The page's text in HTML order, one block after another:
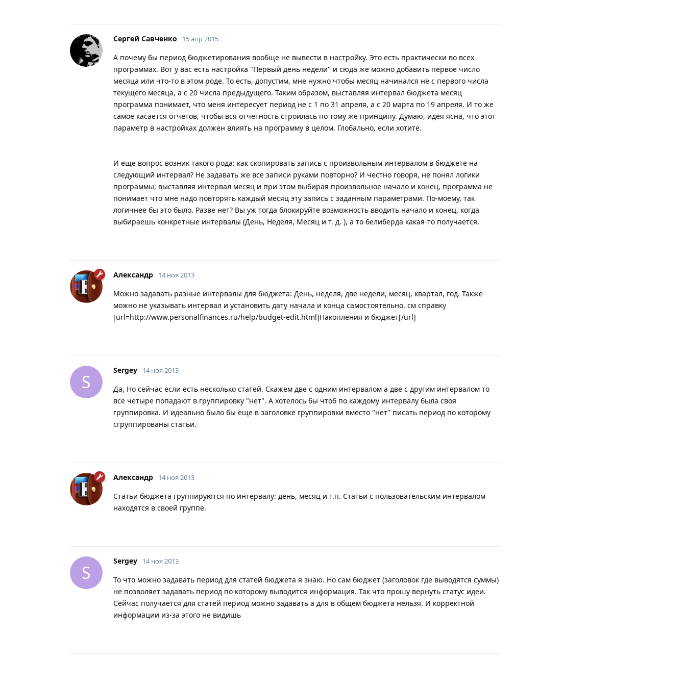
Сергей Савченко 15 апр 2015
А почему бы период бюджетирования вообще не вывести в настройку. Это есть практически во всех
программах. Вот у вас есть настройка "Первый день недели" и сюда же можно добавить первое число
месяца или что-то в этом роде. То есть, допустим, мне нужно чтобы месяц начинался не с первого числа
текущего месяца, а с 20 числа предыдущего. Таким образом, выставляя интервал бюджета месяц
программа понимает, что меня интересует период не с 1 по 31 апреля, а с 20 марта по 19 апреля. И то же
самое касается отчетов, чтобы вся отчетность строилась по тому же принципу. Думаю, идея ясна, что этот
параметр в настройках должен влиять на программу в целом. Глобально, если хотите.
И еще вопрос возник такого рода: как скопировать запись с произвольным интервалом в бюджете на
следующий интервал? Не задавать же все записи руками повторно? И честно говоря, не понял логики
программы, выставляя интервал месяц и при этом выбирая произвольное начало и конец, программа не
понимает что мне надо повторять каждый месяц эту запись с заданным параметрами. По-моему, так
логичнее бы это было. Разве нет? Вы уж тогда блокируйте возможность вводить начало и конец, когда
выбираешь конкретные интервалы (День, Неделя, Месяц и т. д. ), а то белиберда какая-то получается.
Александр 14 ноя 2013
Можно задавать разные интервалы для бюджета: День, неделя, две недели, месяц, квартал, год. Также
можно не указывать интервал и установить дату начала и конца самостоятельно. см справку
[url=http://www.personalfinances.ru/help/budget-edit.html]Накопления и бюджет[/url]
S
Sergey 14 ноя 2013
Да, Но сейчас если есть несколько статей. Скажем две с одним интервалом а две с другим интервалом то
все четыре попадают в группировку "нет". А хотелось бы чтоб по каждому интервалу была своя
группировка. И идеально было бы еще в заголовке группировки вместо "нет" писать период по которому
сгруппированы статьи.
Александр 14 ноя 2013
Статьи бюджета группируются по интервалу: день, месяц и т.п. Статьи с пользовательским интервалом
находятся в своей группе.
S
Sergey 14 ноя 2013
То что можно задавать период для статей бюджета я знаю. Но сам бюджет (заголовок где выводятся суммы)
не позволяет задавать период по которому выводится информация. Так что прошу вернуть статус идеи.
Сейчас получается для статей период можно задавать а для в общем бюджета нельзя. И корректной
информации из-за этого не видишь